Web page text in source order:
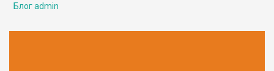
Блог admin